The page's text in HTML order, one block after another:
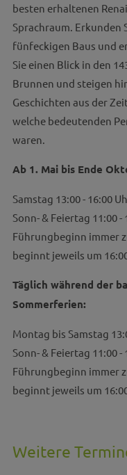
besten erhaltenen
Sprachraum. Erkunden
fünfeckigen Baus und
Sie einen Blick in den
Brunnen und steigen
Geschichten aus der
welche bedeutenden
waren.
Ab 1. Mai bis Ende
Samstag 13:00 - 16:00
Sonn- & Feiertag 11:00 -
Führungbeginn immer
beginnt jeweils um
Täglich während der
Sommerferien:
Montag bis Samstag
Sonn- & Feiertag 11:00 -
Führungbeginn immer
beginnt jeweils um
Weitere